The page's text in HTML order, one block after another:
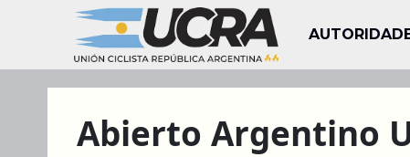
Abierto Argentino